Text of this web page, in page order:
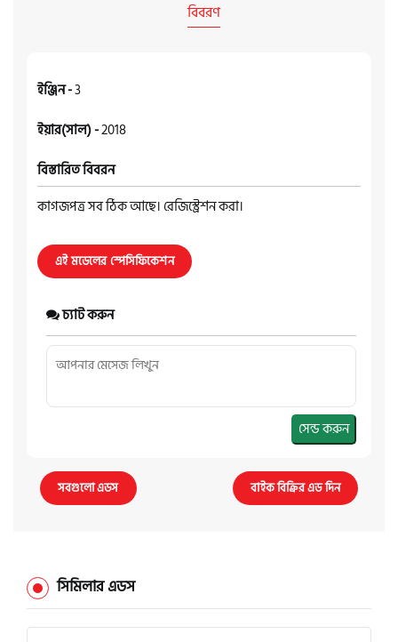
বিবরণ
ইঞ্জিন -3
ইয়ার(সাল) -2018
বিস্তারিত বিবরন
কাগজপত্র সব ঠিক আছে। রেজিস্ট্রেশন করা।
এই মডেলের স্পেসিফিকেশন
চ্যাট করুন
সেন্ড করুন
সবগুলো এডস বাইক বিক্রির এড দিন
সিমিলার এডস